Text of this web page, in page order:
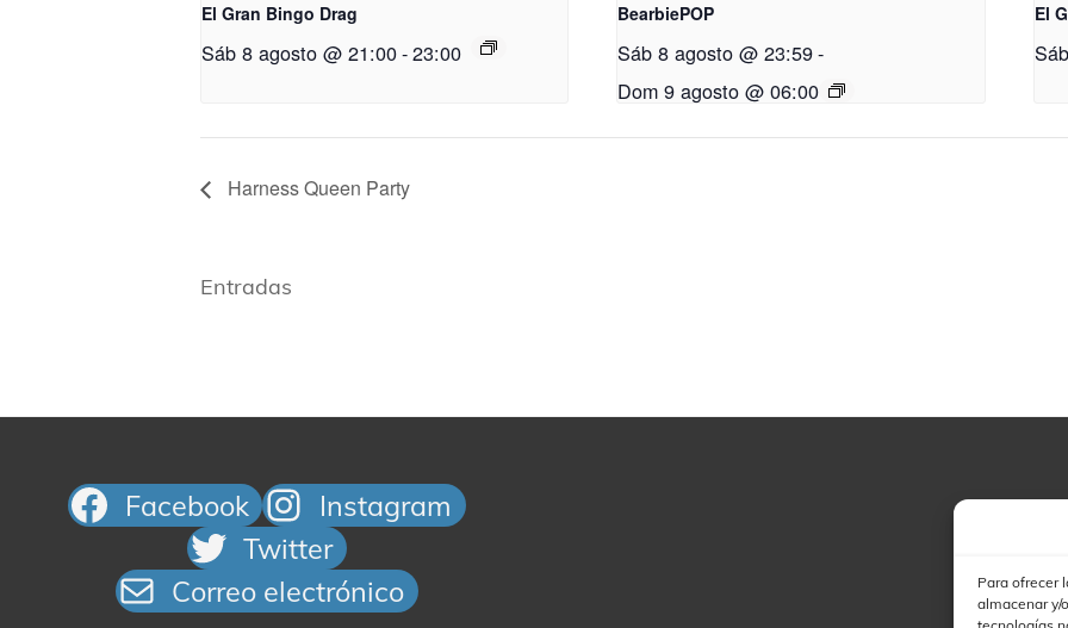
Para ofrecer
almacenar y/
El Gran Bingo Drag
Sáb 8 agosto @ 21:00-23:00
BearbiePOP
Sáb 8 agosto @ 23:59-
Dom 9 agosto @ 06:00
El
Harness Queen Party
Entradas
Facebook
Instagram
Twitter
Correo electrónico